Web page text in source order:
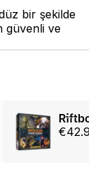
bir şekilde
güvenli ve